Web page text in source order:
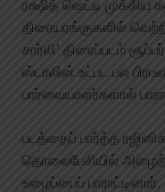
ரக்ஷித் ஷெட்டி முக்கிய
திரையரங்குகளில்
சார்லி’ திரைப்படம்
ஸ்டாலின் உட்பட பல
பார்வையாளர்களால்
படத்தைப் பார்த்த
தொலைபேசியில்
உழைப்பைப் பாராட்டினார்.